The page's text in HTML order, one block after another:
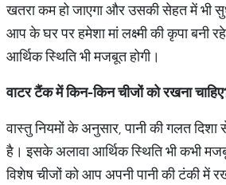
खतरा कम हो जाएगा और उसकी सेहत में भी
आप के घर पर हमेशा मां लक्ष्मी की कृपा बनी
आर्थिक स्थिति भी मजबूत होगी।
वाटरटैंकमेंकिन-किनचीजोंकोरखनाचाहिए
वास्तु नियमों के अनुसार, पानी की गलत दिशा
है। इसके अलावा आर्थिक स्थिति भी कभी
विशेष चीजों को आप अपनी पानी की टंकी